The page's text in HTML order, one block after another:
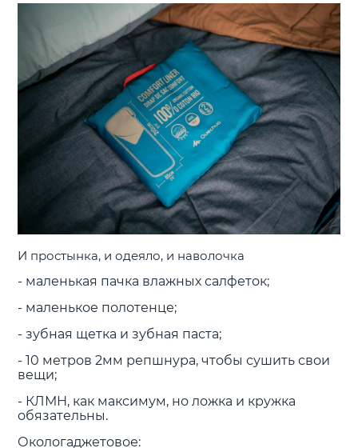
И простынка, и одеяло, и наволочка
- маленькая пачка влажных салфеток;
- маленькое полотенце;
- зубная щетка и зубная паста;
- 10 метров 2мм репшнура, чтобы сушить свои
вещи;
- КЛМН, как максимум, но ложка и кружка
обязательны.
Окологаджетовое: